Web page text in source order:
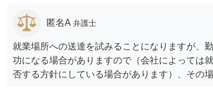
ダメージが大きく」という理由では、慰謝料請
せん。
匿名A 弁護士
就業場所への送達を試みることになりますが、
功になる場合がありますので（会社によっては
否する方針にしている場合があります）、その